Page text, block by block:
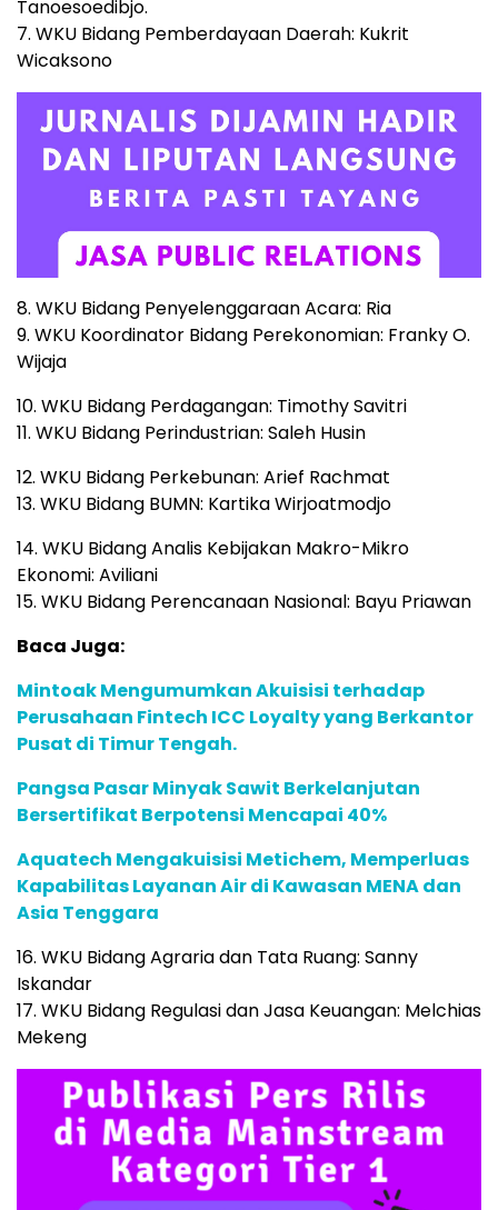
Tanoesoedibjo.
7. WKU Bidang Pemberdayaan Daerah: Kukrit
Wicaksono
8. WKU Bidang Penyelenggaraan Acara: Ria
9. WKU Koordinator Bidang Perekonomian: Franky O.
Wijaja
10. WKU Bidang Perdagangan: Timothy Savitri
11. WKU Bidang Perindustrian: Saleh Husin
12. WKU Bidang Perkebunan: Arief Rachmat
13. WKU Bidang BUMN: Kartika Wirjoatmodjo
14. WKU Bidang Analis Kebijakan Makro-Mikro
Ekonomi: Aviliani
15. WKU Bidang Perencanaan Nasional: Bayu Priawan
Baca Juga:
Mintoak Mengumumkan Akuisisi terhadap
Perusahaan Fintech ICC Loyalty yang Berkantor
Pusat di Timur Tengah.
Pangsa Pasar Minyak Sawit Berkelanjutan
Bersertifikat Berpotensi Mencapai 40%
Aquatech Mengakuisisi Metichem, Memperluas
Kapabilitas Layanan Air di Kawasan MENA dan
Asia Tenggara
16. WKU Bidang Agraria dan Tata Ruang: Sanny
Iskandar
17. WKU Bidang Regulasi dan Jasa Keuangan: Melchias
Mekeng